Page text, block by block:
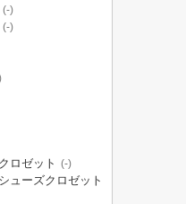
(-)
(-)
ロゼット (-)
ューズクロゼット